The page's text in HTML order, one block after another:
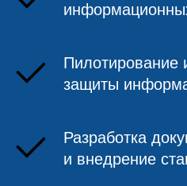
Пилотирование
защиты
Разработка
и внедрение